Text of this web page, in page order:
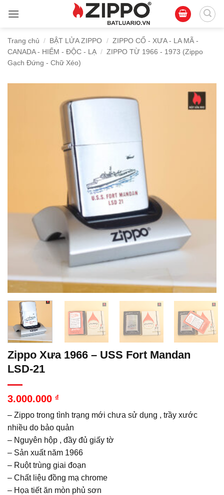
qua
dungTrang chủ / BẬT LỬA ZIPPO / ZIPPO CỔ - XƯA - LA MÃ -
CANADA - HIẾM - ĐỘC - LẠ / ZIPPO TỪ 1966 - 1973 (Zippo
Gạch Đứng - Chữ Xéo)
Zippo Xưa 1966 – USS Fort Mandan
LSD-21
3.000.000 ₫
– Zippo trong tình trạng mới chưa sử dụng , trầy xước
nhiều do bảo quản
– Nguyên hộp , đầy đủ giấy tờ
– Sản xuất năm 1966
– Ruột trùng giai đoạn
– Chất liệu đồng mạ chrome
– Họa tiết ăn mòn phủ sơn